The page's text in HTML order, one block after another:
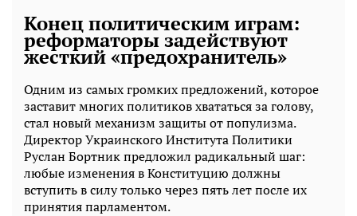
Конец политическим играм:
реформаторы задействуют
жесткий «предохранитель»
Одним из самых громких предложений, которое
заставит многих политиков хвататься за голову,
стал новый механизм защиты от популизма.
Директор Украинского Института Политики
Руслан Бортник предложил радикальный шаг:
любые изменения в Конституцию должны
вступить в силу только через пять лет после их
принятия парламентом.